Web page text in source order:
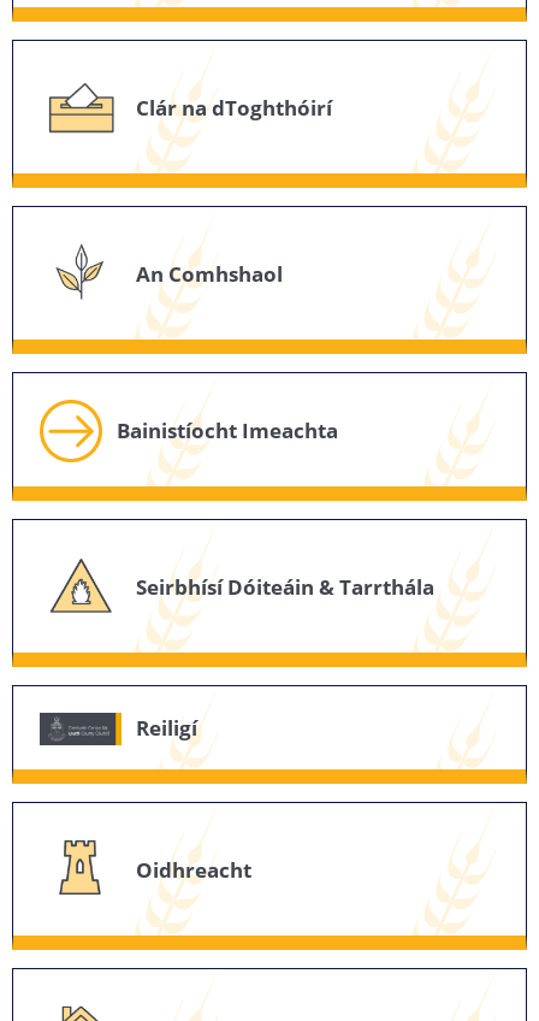
Clár na dToghthóirí
An Comhshaol
Bainistíocht Imeachta
Seirbhísí Dóiteáin & Tarrthála
Reiligí
Oidhreacht